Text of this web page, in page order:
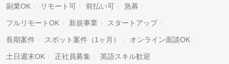
副業OK リモート可 前払い可 急募
フルリモートOK 新規事業 スタートアップ
長期案件 スポット案件（1ヶ月） オンライン面談OK
土日週末OK 正社員募集 英語スキル歓迎